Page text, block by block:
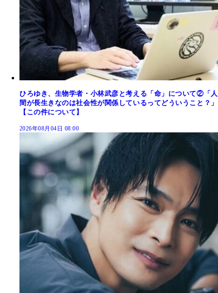
ひろゆき、生物学者・小林武彦と考える「命」について②「人
間が長生きなのは社会性が関係しているってどういうこと？」
【この件について】
2026年08月04日 08:00